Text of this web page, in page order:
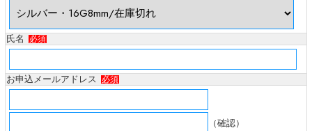
氏名 必須
お申込メールアドレス 必須
（確認）